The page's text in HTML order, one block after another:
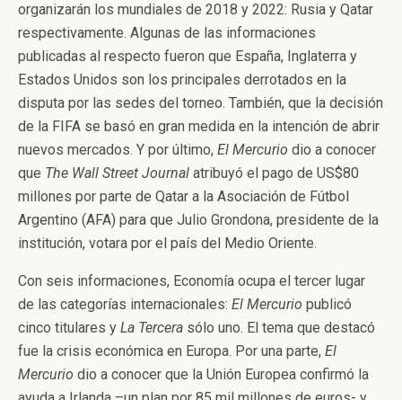
organizarán los mundiales de 2018 y 2022: Rusia y Qatar
respectivamente. Algunas de las informaciones
publicadas al respecto fueron que España, Inglaterra y
Estados Unidos son los principales derrotados en la
disputa por las sedes del torneo. También, que la decisión
de la FIFA se basó en gran medida en la intención de abrir
nuevos mercados. Y por último, El Mercurio dio a conocer
que The Wall Street Journal atribuyó el pago de US$80
millones por parte de Qatar a la Asociación de Fútbol
Argentino (AFA) para que Julio Grondona, presidente de la
institución, votara por el país del Medio Oriente.
Con seis informaciones, Economía ocupa el tercer lugar
de las categorías internacionales: El Mercurio publicó
cinco titulares y La Tercera sólo uno. El tema que destacó
fue la crisis económica en Europa. Por una parte, El
Mercurio dio a conocer que la Unión Europea confirmó la